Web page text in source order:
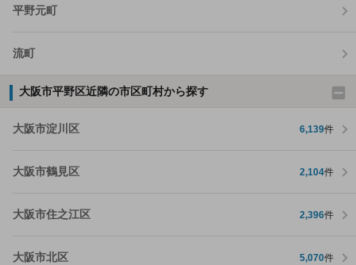
平野元町
流町
大阪市平野区近隣の市区町村から探す
大阪市淀川区 6,139件
大阪市鶴見区 2,104件
大阪市住之江区 2,396件
大阪市北区 5,070件